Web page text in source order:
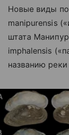
Новые виды
manipurensis
штата
imphalensis
названию